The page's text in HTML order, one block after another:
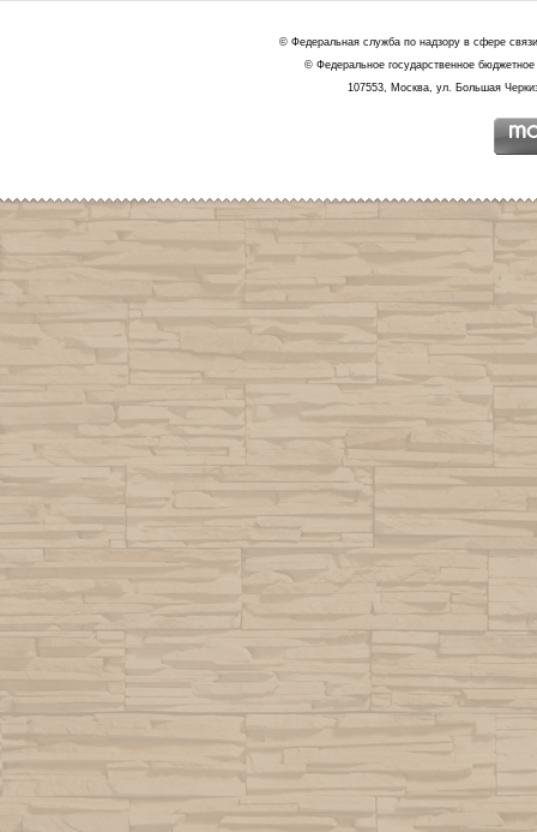
© Федеральная служба по надзору в сфере
© Федеральное государственное
107553, Москва, ул. Большая